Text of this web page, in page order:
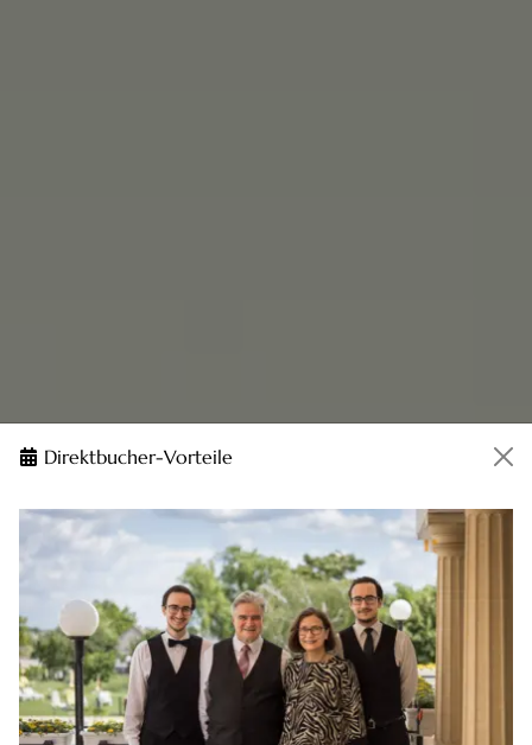
Direktbucher-Vorteile